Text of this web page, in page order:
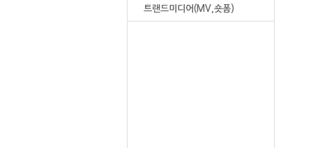
트랜드미디어(MV,숏폼)